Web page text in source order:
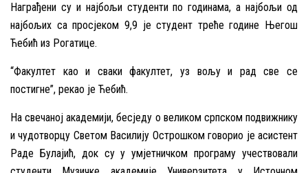
Награђени су и најбољи студенти по годинама, а најбољи од
најбољих са просјеком 9,9 је студент треће године Његош
Ћебић из Рогатице.
“Факултет као и сваки факултет, уз вољу и рад све се
постигне”, рекао је Ћебић.
На свечаној академији, бесједу о великом српском подвижнику
и чудотворцу Светом Василију Острошком говорио је асистент
Раде Булајић, док су у умјетничком програму учествовали